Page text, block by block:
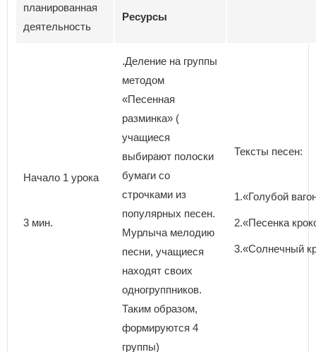
планированная
деятельность
Ресурсы
Начало 1 урока
3 мин.
.Деление на группы
методом
«Песенная
разминка» (
учащиеся
выбирают полоски
бумаги со
строчками из
популярных песен.
Мурлыча мелодию
песни, учащиеся
находят своих
одногруппников.
Таким образом,
формируются 4
группы)
Тексты песен:
1.«Голубой
2.«Песенка
3.«Солнечный